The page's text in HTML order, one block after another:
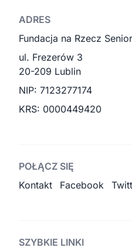
ADRES
Fundacja na Rzecz
ul. Frezerów 3
20-209 Lublin
NIP: 7123277174
KRS: 0000449420
POŁĄCZ SIĘ
Kontakt
Facebook
SZYBKIE LINKI